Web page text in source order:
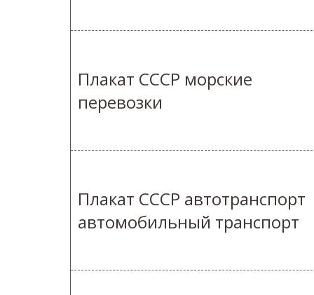
Плакат СССР морские
перевозки
Плакат СССР автотранспорт
автомобильный транспорт